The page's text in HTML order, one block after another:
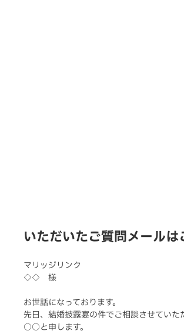
いただいたご質問メールは
マリッジリンク
◇◇　様
お世話になっております。
先日、結婚披露宴の件でご相談させていた
○○と申します。